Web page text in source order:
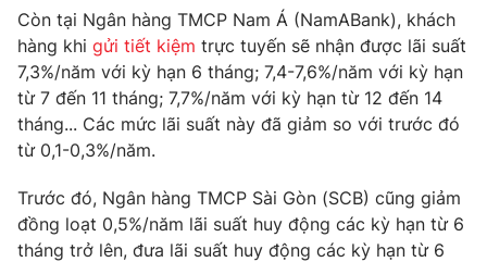
Học trực tuyến
Hitech Công nghệ tương lai
Sản phẩm
Thị trường
Tư vấn
Giao lưu trực tuyến
Lịch phát sóng
Chuyên mục khác
Emagazine Podcast
Còn tại Ngân hàng TMCP Nam Á (NamABank), khách
hàng khi gửi tiết kiệm trực tuyến sẽ nhận được lãi suất
7,3%/năm với kỳ hạn 6 tháng; 7,4-7,6%/năm với kỳ hạn
từ 7 đến 11 tháng; 7,7%/năm với kỳ hạn từ 12 đến 14
tháng... Các mức lãi suất này đã giảm so với trước đó
từ 0,1-0,3%/năm.
Trước đó, Ngân hàng TMCP Sài Gòn (SCB) cũng giảm
đồng loạt 0,5%/năm lãi suất huy động các kỳ hạn từ 6
tháng trở lên, đưa lãi suất huy động các kỳ hạn từ 6